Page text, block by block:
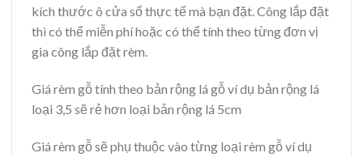
kích thước ô cửa sổ thực tế mà bạn đặt. Công lắp đặt
thì có thể miễn phí hoặc có thể tính theo từng đơn vị
gia công lắp đặt rèm.
Giá rèm gỗ tính theo bản rộng lá gỗ ví dụ bản rộng lá
loại 3,5 sẽ rẻ hơn loại bản rộng lá 5cm
Giá rèm gỗ sẽ phụ thuộc vào từng loại rèm gỗ ví dụ